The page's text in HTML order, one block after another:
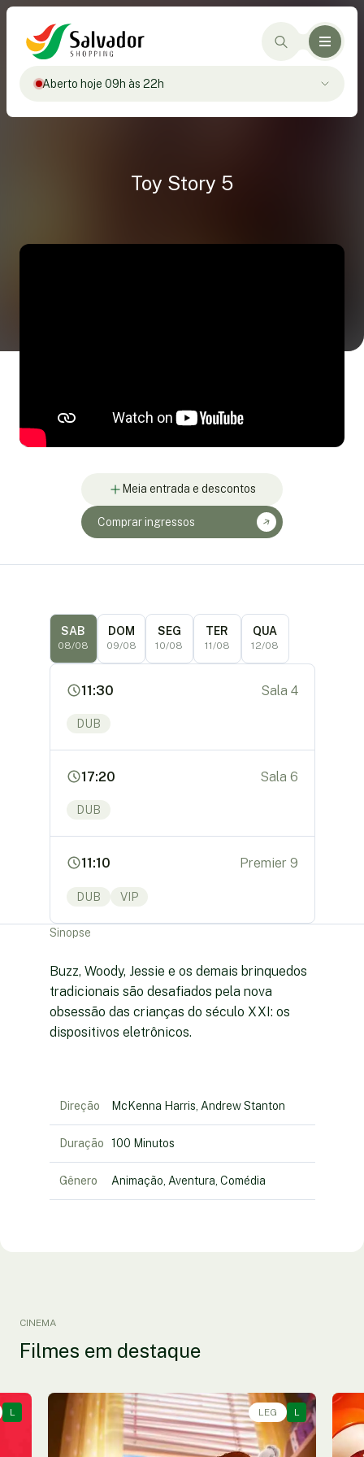
Aberto hoje 09h às 22h
Toy Story 5
Meia entrada e descontos
Comprar ingressos
SAB
08/08
DOM
09/08
SEG
10/08
TER
11/08
QUA
12/08
11:30 Sala 4
DUB
17:20 Sala 6
DUB
11:10 Premier 9
DUB VIP
Sinopse
Buzz, Woody, Jessie e os demais brinquedos
tradicionais são desafiados pela nova
obsessão das crianças do século XXI: os
dispositivos eletrônicos.
Direção McKenna Harris, Andrew Stanton
Duração 100 Minutos
Gênero Animação, Aventura, Comédia
CINEMA
Filmes em destaque
L LEG L
Animação, Aventura, Comédia • • 1h40